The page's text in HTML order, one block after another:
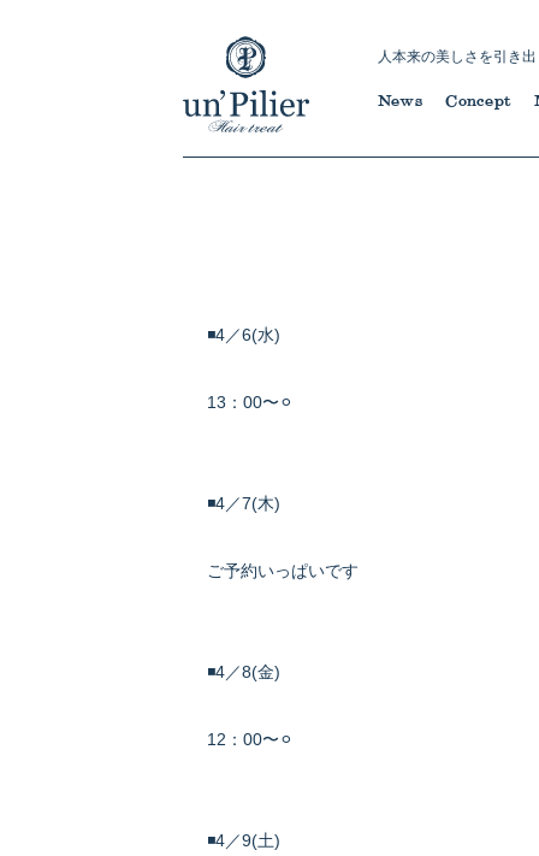
人本来の美しさを引き
News Concept
◾️4／6(水)
13：00〜⚪︎
◾️4／7(木)
ご予約いっぱいです
◾️4／8(金)
12：00〜⚪︎
◾️4／9(土)